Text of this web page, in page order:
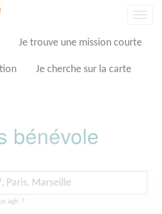
Je trouve une mission courte
Je cherche sur la carte
bénévole
agir ?